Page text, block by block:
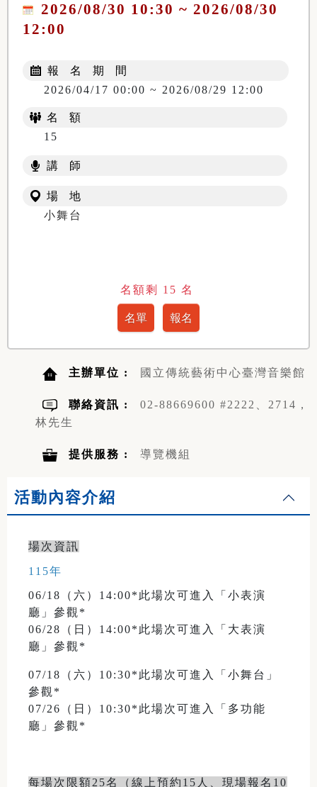
2026/08/30 10:30 ~ 2026/08/30
12:00
報 名 期 間
2026/04/17 00:00 ~ 2026/08/29 12:00
名 額
15
講 師
場 地
小舞台
名額剩 15 名
主辦單位 : 國立傳統藝術中心臺灣音樂館
聯絡資訊 :
02-88669600 #2222、2714，
林先生
提供服務 : 導覽機組
活動內容介紹
場次資訊
115年
06/18（六）14:00*此場次可進入「小表演
廳」參觀*
06/28（日）14:00*此場次可進入「大表演
廳」參觀*
07/18（六）10:30*此場次可進入「小舞台」
參觀*
07/26（日）10:30*此場次可進入「多功能
廳」參觀*
每場次限額25名（線上預約15人、現場報名10